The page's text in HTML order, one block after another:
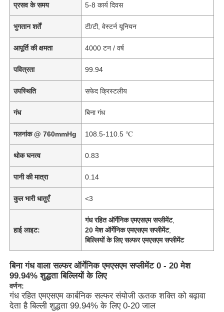
प्रसव के समय 5-8 कार्य दिवस
भुगतान शर्तें टी/टी, वेस्टर्न यूनियन
आपूर्ति की क्षमता 4000 टन / वर्ष
पवित्रता 99.94
उपस्थिति सफेद क्रिस्टलीय
गंध बिना गंध
गलनांक @ 760mmHg 108.5-110.5 ℃
थोक घनत्व 0.83
पानी की मात्रा 0.14
कुल भारी धातुएँ <3
हाई लाइट:
गंध रहित ऑर्गेनिक एमएसएम सप्लीमेंट,
20 मेश ऑर्गेनिक एमएसएम सप्लीमेंट,
बिल्लियों के लिए सल्फर एमएसएम सप्लीमेंट
बिना गंध वाला सल्फर ऑर्गेनिक एमएसएम सप्लीमेंट 0 - 20 मेश
99.94% शुद्धता बिल्लियों के लिए
वर्णन:
गंध रहित एमएसएम कार्बनिक सल्फर संयोजी ऊतक शक्ति को बढ़ावा
देता है बिल्ली शुद्धता 99.94% के लिए 0-20 जाल